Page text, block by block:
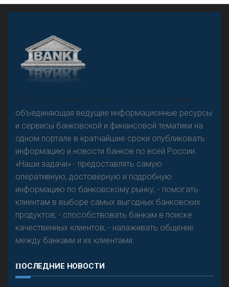
«Н
овости Банков России» – группа компаний,
объединяющая ведущие информационные ресурсы
и сервисы банковской и финансовой тематики на
одном портале в кратчайшие сроки опубликовать
информацию и новости банков по всей России.
«Наши задачи» - предоставлять самую
оперативную, достоверную и подробную
информацию по банковскому рынку; - помогать
клиентам в выборе самых выгодных банковских
продуктов; - способствовать банкам в поиске
качественных клиентов; - налаживать общение
между банками и их клиентами.
ПОСЛЕДНИЕ НОВОСТИ